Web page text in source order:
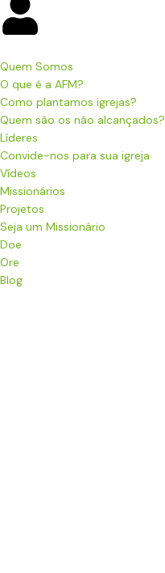
Quem Somos
O que é a AFM?
Como plantamos igrejas?
Quem são os não alcançados?
Líderes
Convide-nos para sua igreja
Vídeos
Missionários
Projetos
Seja um Missionário
Doe
Ore
Blog